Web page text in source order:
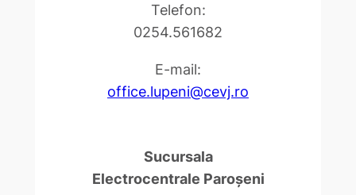
Telefon:
0254.561682
E-mail:
office.lupeni@cevj.ro
Sucursala
Electrocentrale Paroşeni